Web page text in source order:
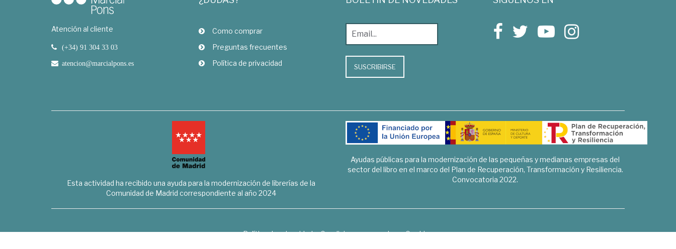
Atención al cliente
(+34) 91 304 33 03
atencion@marcialpons.es
Como comprar
Preguntas frecuentes
Política de privacidad
SUSCRIBIRSE
Esta actividad ha recibido una ayuda para la modernización de librerías de la
Comunidad de Madrid correspondiente al año 2024
Ayudas públicas para la modernización de las pequeñas y medianas empresas del
sector del libro en el marco del Plan de Recuperación, Transformación y Resiliencia.
Convocatoria 2022.
Política de privacidad Condiciones generales
Cookies